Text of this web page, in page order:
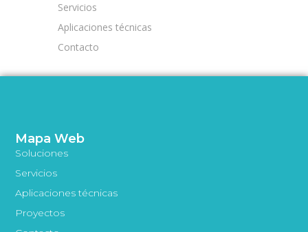
Servicios
Aplicaciones técnicas
Contacto
Mapa Web
Soluciones
Servicios
Aplicaciones técnicas
Proyectos